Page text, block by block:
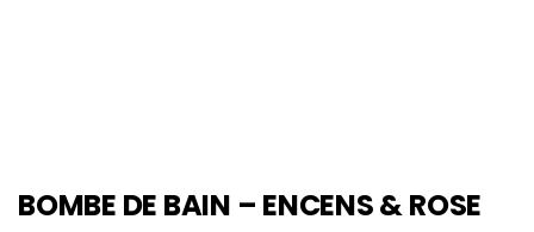
BOMBE DE BAIN – ENCENS & ROSE